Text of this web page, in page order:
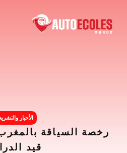
الأخبار
رخصة السياقة
قيد